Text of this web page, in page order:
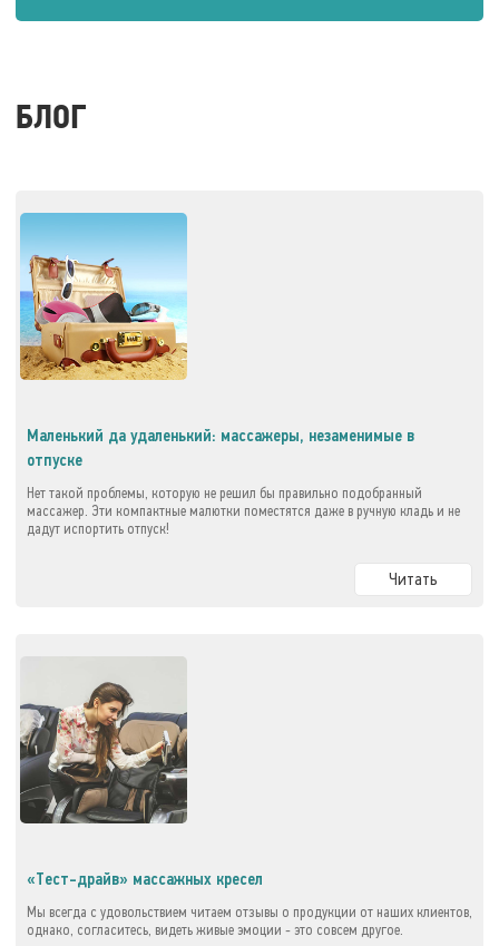
БЛОГ
Маленький да удаленький: массажеры, незаменимые в
отпуске
Нет такой проблемы, которую не решил бы правильно подобранный
массажер. Эти компактные малютки поместятся даже в ручную кладь и не
дадут испортить отпуск!
Читать
«Тест-драйв» массажных кресел
Мы всегда с удовольствием читаем отзывы о продукции от наших клиентов,
однако, согласитесь, видеть живые эмоции - это совсем другое.